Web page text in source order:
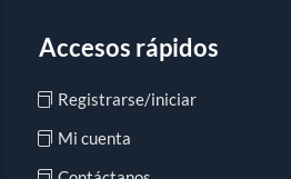
Accesos rápidos
Registrarse/iniciar
Mi cuenta